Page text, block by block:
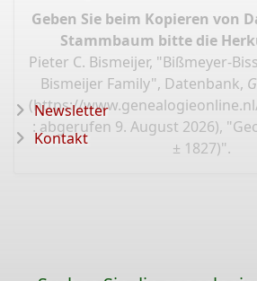
Geben Sie beim Kopieren von
Stammbaum bitte die
Pieter C. Bismeijer, "Bißmeyer-
Bismeijer Family", Datenbank,
(https://
: abgerufen 9. August 2026),
± 1827)".
Newsletter
Kontakt